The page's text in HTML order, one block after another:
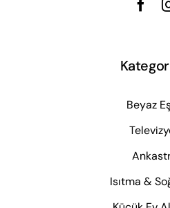
Beyaz
Isıtma &